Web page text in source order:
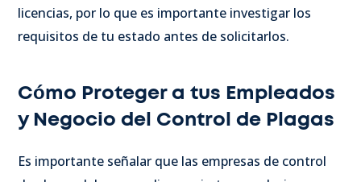
licencias, por lo que es importante investigar los
requisitos de tu estado antes de solicitarlos.
Cómo Proteger a tus Empleados
y Negocio del Control de Plagas
Es importante señalar que las empresas de control